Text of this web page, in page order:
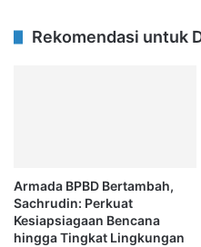
Rekomendasi untuk
Armada BPBD Bertambah,
Sachrudin: Perkuat
Kesiapsiagaan Bencana
hingga Tingkat Lingkungan